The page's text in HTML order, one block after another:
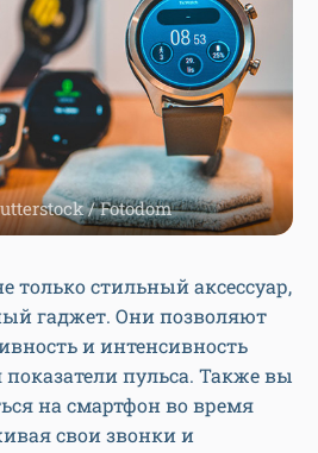
/ Fotodom
только стильный аксессуар,
гаджет. Они позволяют
и интенсивность
пульса. Также вы
на смартфон во время
свои звонки и